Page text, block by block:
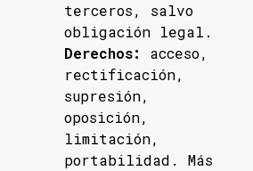
terceros, salvo
obligación legal.
Derechos:
acceso,
rectificación,
supresión,
oposición,
limitación,
portabilidad. Más